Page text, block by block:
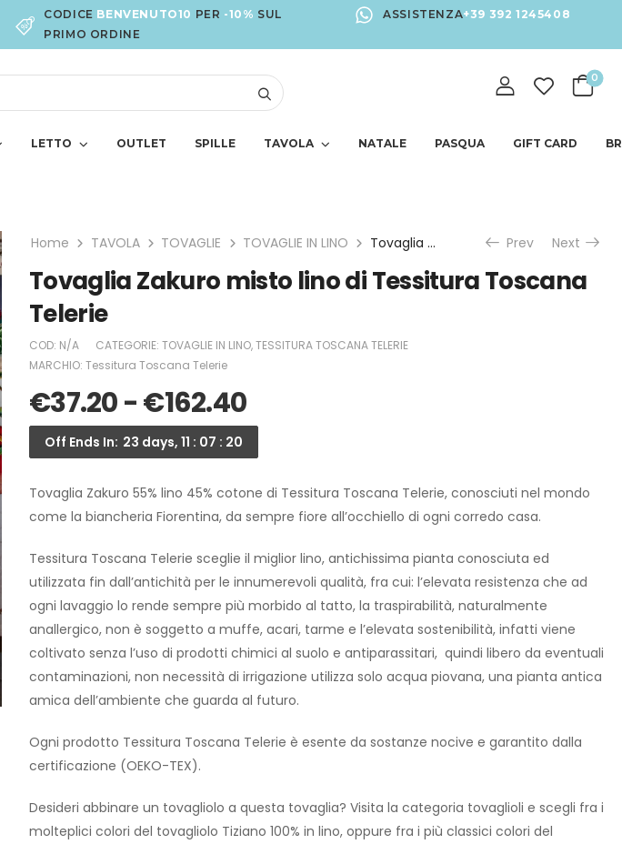
CODICE BENVENUTO10 PER -10% SUL
PRIMO ORDINE
ASSISTENZA+39 392 1245408
0
LETTO OUTLET SPILLE TAVOLA NATALE PASQUA GIFT CARD
Home TAVOLA TOVAGLIE TOVAGLIE IN LINO Tovaglia Zakuro misto lino di Tessitura Toscana Telerie Prev Next
Tovaglia Zakuro misto lino di Tessitura Toscana
Telerie
COD: N/A CATEGORIE: TOVAGLIE IN LINO,TESSITURA TOSCANA TELERIE
MARCHIO: Tessitura Toscana Telerie
€37.20-€162.40
Off Ends In: 23 days, 11 : 07 : 19
Tovaglia Zakuro 55% lino 45% cotone di Tessitura Toscana Telerie, conosciuti nel mondo
come la biancheria Fiorentina, da sempre fiore all’occhiello di ogni corredo casa.
Tessitura Toscana Telerie sceglie il miglior lino, antichissima pianta conosciuta ed
utilizzata fin dall’antichità per le innumerevoli qualità, fra cui: l’elevata resistenza che ad
ogni lavaggio lo rende sempre più morbido al tatto, la traspirabilità, naturalmente
anallergico, non è soggetto a muffe, acari, tarme e l’elevata sostenibilità, infatti viene
coltivato senza l’uso di prodotti chimici al suolo e antiparassitari, quindi libero da eventuali
contaminazioni, non necessità di irrigazione utilizza solo acqua piovana, una pianta antica
amica dell’ambiente che guarda al futuro.
Ogni prodotto Tessitura Toscana Telerie è esente da sostanze nocive e garantito dalla
certificazione (OEKO-TEX).
Desideri abbinare un tovagliolo a questa tovaglia? Visita la categoria tovaglioli e scegli fra i
molteplici colori del tovagliolo Tiziano 100% in lino, oppure fra i più classici colori del